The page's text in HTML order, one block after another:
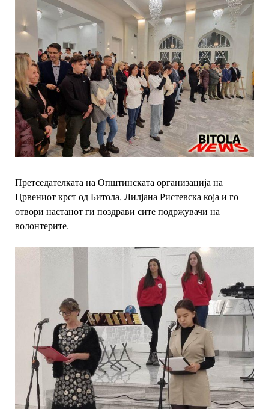
Претседателката на Општинската организација на
Црвениот крст од Битола, Лилјана Ристевска која и го
отвори настанот ги поздрави сите подржувачи на
волонтерите.